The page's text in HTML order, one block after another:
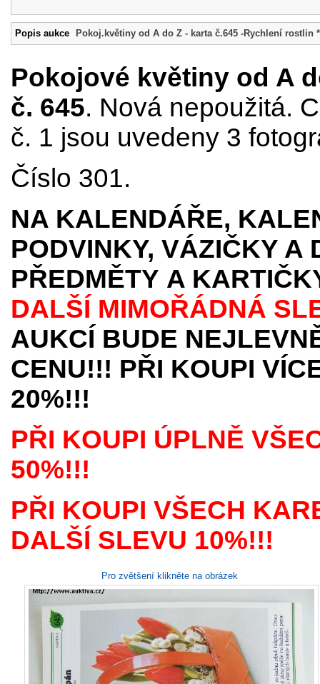
Popis aukce Pokoj.květiny od A do Z - karta č.645 -Rychlení rostlin
Pokojové květiny od A
č. 645. Nová nepoužitá.
č. 1 jsou uvedeny 3
Číslo 301.
NA KALENDÁŘE,
PODVINKY, VÁZIČKY A
PŘEDMĚTY A
DALŠÍ MIMOŘÁDNÁ
AUKCÍ BUDE
CENU!!! PŘI KOUPI
20%!!!
PŘI KOUPI ÚPLNĚ
50%!!!
PŘI KOUPI VŠECH
DALŠÍ SLEVU 10%!!!
Pro zvětšení klikněte na obrázek